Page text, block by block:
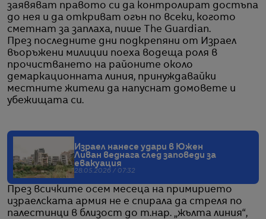
заявяват правото си да контролират достъпа
до нея и да откриват огън по всеки, когото
сметнат за заплаха, пише The Guardian.
През последните дни подкрепяни от Израел
въоръжени милиции поеха водеща роля в
прочистването на районите около
демаркационната линия, принуждавайки
местните жители да напуснат домовете и
убежищата си.
Израел нанесе удари в Южен
Ливан веднага след заповеди за
евакуация
28.05.2026 / 07:32
През всичките осем месеца на примирието
израелската армия не е спирала да стреля по
палестинци в близост до т.нар. „жълта линия“,